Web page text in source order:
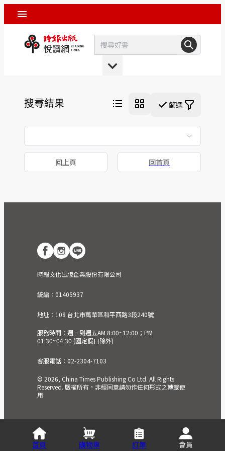
搜尋結果 篩選
回上頁 回首頁
時報文化出版企業股份有限公司
統編：01405937
地址：108 台北市萬華區和平西路3段240號
服務時間：週一到週五AM 8:00~12:00；PM
01:30~04:30 (國定假日除外)
客服電話：02-2304-7103
© 2026, China Times Publishing Co Ltd. All Rights
Reserved. 版權所有，非經同意請勿作任何形式之轉載使
用
首頁 購物車 訂單 會員